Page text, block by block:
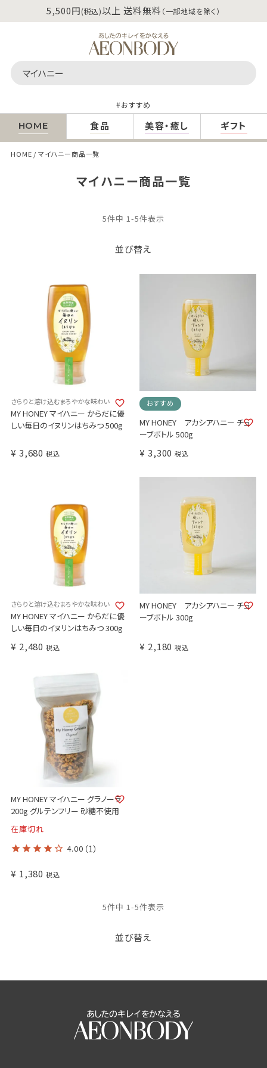
5,500円(税込)以上 送料無料 （一部地域を除く）
おすすめ
HOME 食品 美容・癒し ギフト
HOME マイハニー商品一覧
マイハニー商品一覧
並び替え
5件中 1 -5件表示
さらりと溶け込むまろやかな味わい
MY HONEY マイハニー からだに優
しい毎日のイヌリンはちみつ 500g
¥ 3,680 税込
おすすめ
MY HONEY アカシアハニー チュ
ーブボトル 500g
¥ 3,300 税込
さらりと溶け込むまろやかな味わい
MY HONEY マイハニー からだに優
しい毎日のイヌリンはちみつ 300g
¥ 2,480 税込
MY HONEY アカシアハニー チュ
ーブボトル 300g
¥ 2,180 税込
MY HONEY マイハニー グラノーラ
200g グルテンフリー 砂糖不使用
在庫切れ
4.00 （1）
¥ 1,380 税込
並び替え
5件中 1-5件表示